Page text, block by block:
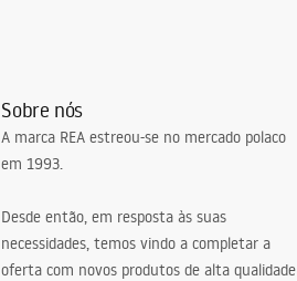
Sobre nós
A marca REA estreou-se no mercado polaco
em 1993.
Desde então, em resposta às suas
necessidades, temos vindo a completar a
oferta com novos produtos de alta qualidade